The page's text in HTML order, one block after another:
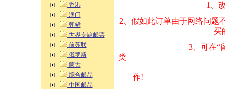
香港
澳门
朝鲜
世界专题邮票
前苏联
俄罗斯
蒙古
综合邮品
中国邮品
1、改变商品数量
2、假如此订单由
买的邮品的“
3、可在“
类 方式告之
作!